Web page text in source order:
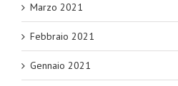
Marzo 2021
Febbraio 2021
Gennaio 2021